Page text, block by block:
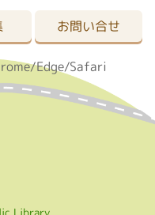
お問い合せ
Edge/Safari